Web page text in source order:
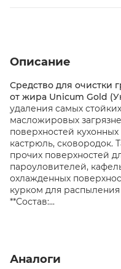
Описание
Средство для очистки
от жира Unicum Gold
удаления самых
масложировых
поверхностей
кастрюль, сковородок.
прочих поверхностей
пароуловителей,
охлажденных
курком для распыления
**Состав:...
Аналоги